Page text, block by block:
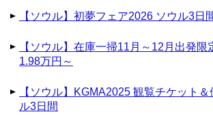
【ソウル】初夢フェア2026 ソウル3日
【ソウル】在庫一掃11月～12月出発限
1.98万円～
【ソウル】KGMA2025 観覧チケット
ル3日間